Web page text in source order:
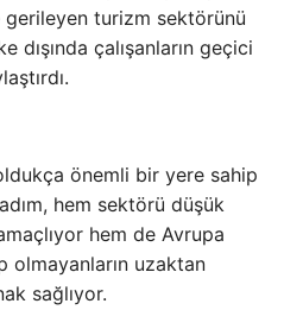
turizm sektörünü
dışında çalışanların geçici
önemli bir yere sahip
hem sektörü düşük
hem de Avrupa
olmayanların uzaktan
sağlıyor.